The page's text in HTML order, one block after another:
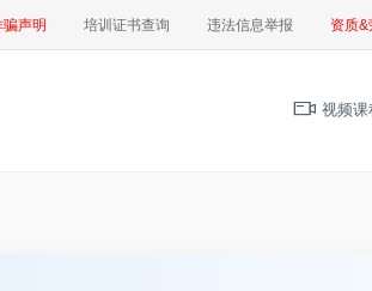
骗声明 培训证书查询 违法信息举报 资质&
视频课